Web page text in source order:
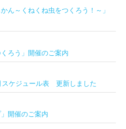
ん～くねくね虫をつくろう！～」
ろう」開催のご案内
ケジュール表 更新しました
開催のご案内